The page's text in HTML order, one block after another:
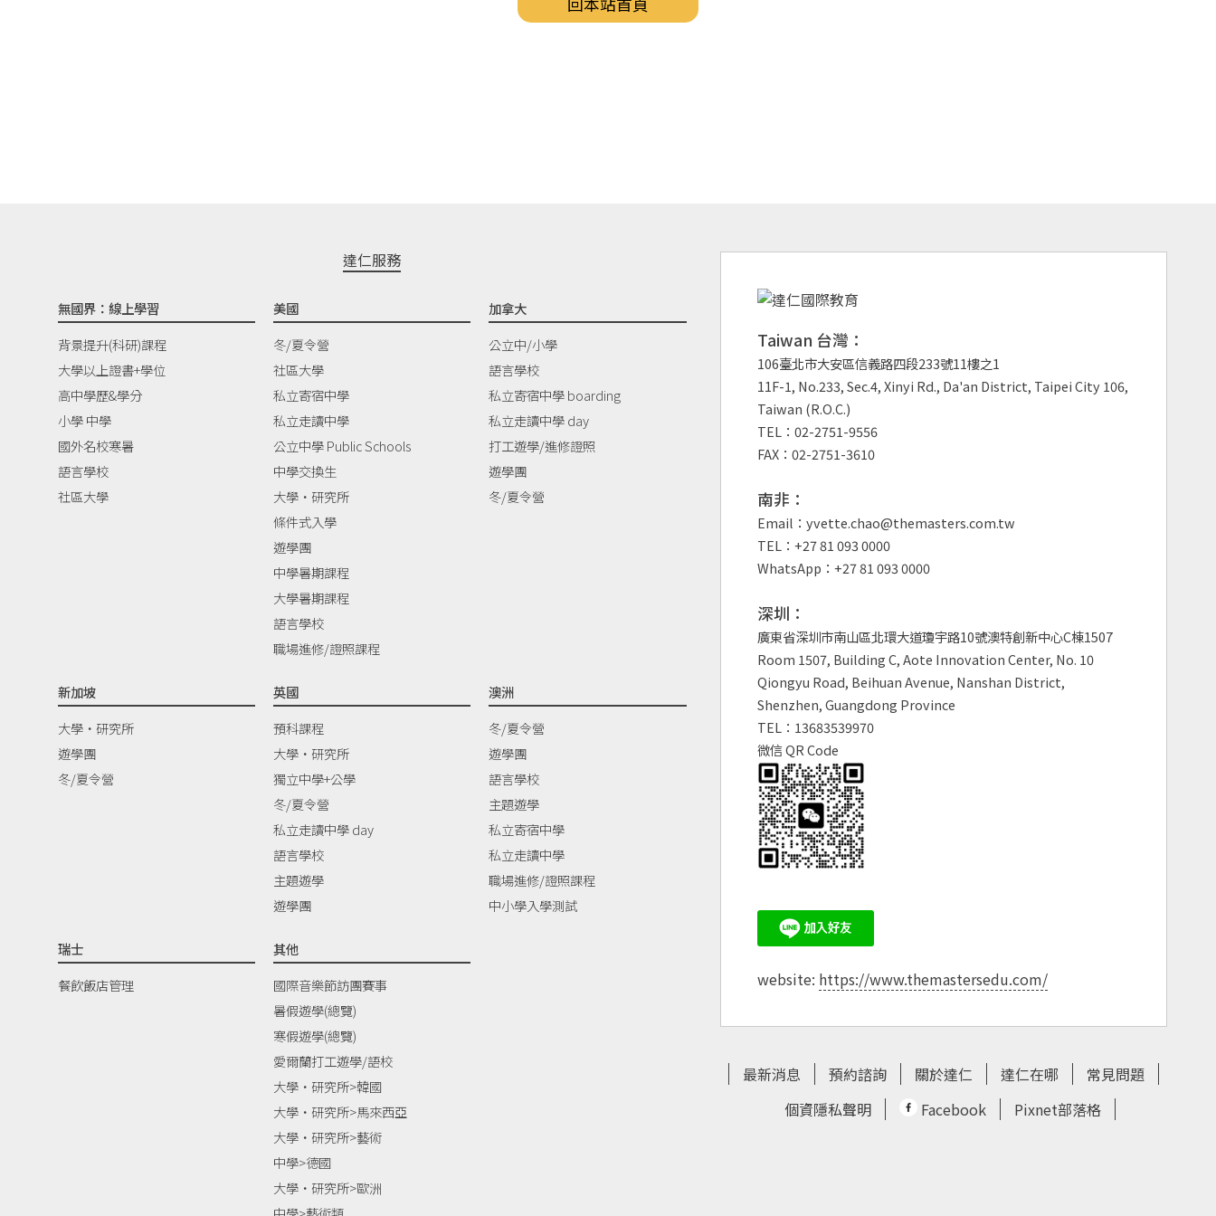
達仁服務
無國界：線上學習
背景提升(科研)課程
大學以上證書+學位
高中學歷&學分
小學 中學
國外名校寒暑
語言學校
社區大學
美國
冬/夏令營
社區大學
私立寄宿中學
私立走讀中學
公立中學 Public Schools
中學交換生
大學‧研究所
條件式入學
遊學團
中學暑期課程
大學暑期課程
語言學校
職場進修/證照課程
加拿大
公立中/小學
語言學校
私立寄宿中學 boarding
私立走讀中學 day
打工遊學/進修證照
遊學團
冬/夏令營
新加坡
大學‧研究所
遊學團
冬/夏令營
英國
預科課程
大學‧研究所
獨立中學+公學
冬/夏令營
私立走讀中學 day
語言學校
主題遊學
遊學團
澳洲
冬/夏令營
遊學團
語言學校
主題遊學
私立寄宿中學
私立走讀中學
職場進修/證照課程
中小學入學測試
瑞士
餐飲飯店管理
其他
國際音樂節訪團賽事
暑假遊學(總覽)
寒假遊學(總覽)
愛爾蘭打工遊學/語校
大學‧研究所>韓國
大學‧研究所>馬來西亞
大學‧研究所>藝術
中學>德國
大學‧研究所>歐洲
Taiwan 台灣：
106臺北市大安區信義路四段233號11樓之1
11F-1, No.233, Sec.4, Xinyi Rd., Da'an District, Taipei City 106,
Taiwan (R.O.C.)
TEL：02-2751-9556
FAX：02-2751-3610
南非：
Email：yvette.chao@themasters.com.tw
TEL：+27 81 093 0000
WhatsApp：+27 81 093 0000
深圳：
廣東省深圳市南山區北環大道瓊宇路10號澳特創新中心C棟1507
Room 1507, Building C, Aote Innovation Center, No. 10
Qiongyu Road, Beihuan Avenue, Nanshan District,
Shenzhen, Guangdong Province
TEL：13683539970
微信 QR Code
website: https://www.themastersedu.com/
最新消息 預約諮詢 關於達仁 達仁在哪
常見問題
個資隱私聲明
Facebook Pixnet部落格